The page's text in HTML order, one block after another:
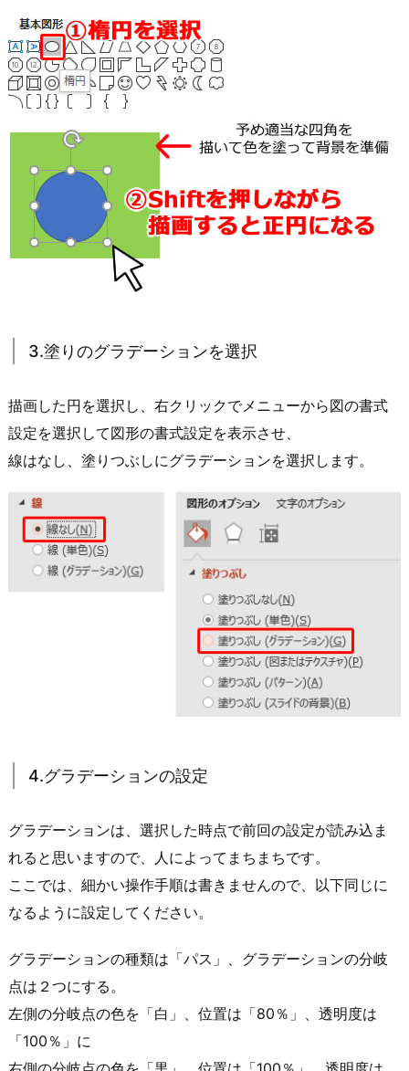
3.塗りのグラデーションを選択
描画した円を選択し、右クリックでメニューから図の書式
設定を選択して図形の書式設定を表示させ、
線はなし、塗りつぶしにグラデーションを選択します。
4.グラデーションの設定
グラデーションは、選択した時点で前回の設定が読み込ま
れると思いますので、人によってまちまちです。
ここでは、細かい操作手順は書きませんので、以下同じに
なるように設定してください。
グラデーションの種類は「パス」、グラデーションの分岐
点は２つにする。
左側の分岐点の色を「白」、位置は「80％」、透明度は
「100％」に